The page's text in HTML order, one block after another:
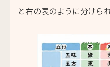
と右の表のように分けら